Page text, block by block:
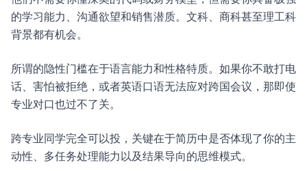
的学习能力、沟通欲望和销售潜质。文科、商科甚至理工科
背景都有机会。
所谓的隐性门槛在于语言能力和性格特质。如果你不敢打电
话、害怕被拒绝，或者英语口语无法应对跨国会议，那即使
专业对口也过不了关。
跨专业同学完全可以投，关键在于简历中是否体现了你的主
动性、多任务处理能力以及结果导向的思维模式。